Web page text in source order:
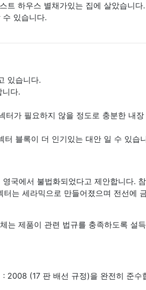
트 하우스 별채가있는 집에 살았습니다
있습니다.
있습니다.
다.
터가 필요하지 않을 정도로 충분한 내장
블록이 더 인기있는 대안 일 수 있습
국에서 불법화되었다고 제안합니다.
는 세라믹으로 만들어졌으며 전선에
는 제품이 관련 법규를 충족하도록 설
2008 (17 판 배선 규정)을 완전히 준수